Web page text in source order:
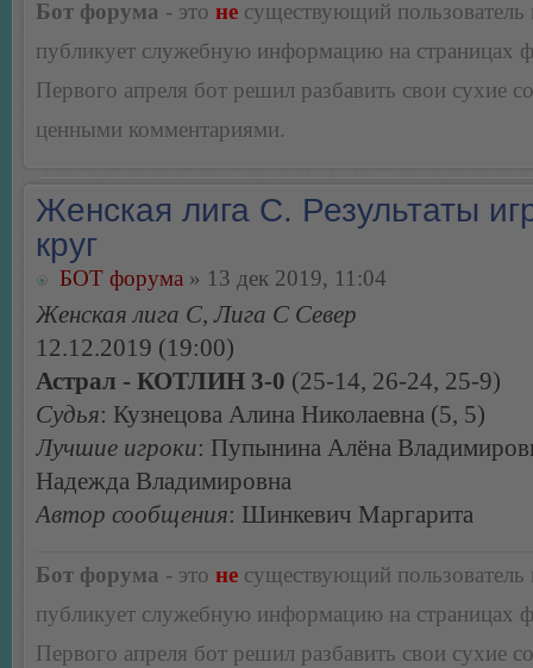
Бот форума - это не существующий пользователь
публикует служебную информацию на страницах
Первого апреля бот решил разбавить свои сухие
ценными комментариями.
Женская лига С. Результаты
круг
БОТ форума » 13 дек 2019, 11:04
Женская лига С, Лига С Север
12.12.2019 (19:00)
Астрал - КОТЛИН 3-0 (25-14, 26-24, 25-9)
Судья: Кузнецова Алина Николаевна (5, 5)
Лучшие игроки: Пупынина Алёна
Надежда Владимировна
Автор сообщения: Шинкевич Маргарита
Бот форума - это не существующий пользователь
публикует служебную информацию на страницах
Первого апреля бот решил разбавить свои сухие